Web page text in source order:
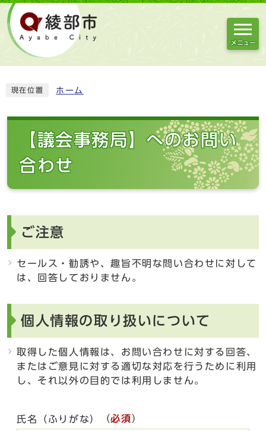
メニュー
現在位置 ホーム
【議会事務局】へのお問い
合わせ
ご注意
セールス・勧誘や、趣旨不明な問い合わせに対して
は、回答しておりません。
個人情報の取り扱いについて
取得した個人情報は、お問い合わせに対する回答、
またはご意見に対する適切な対応を行うために利用
し、それ以外の目的では利用しません。
氏名（ふりがな） （必須）